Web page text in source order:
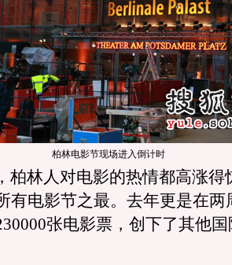
柏林电影节现场进入倒计时
柏林人对电影的热情都高涨得
有电影节之最。去年更是在两
张电影票，创下了其他